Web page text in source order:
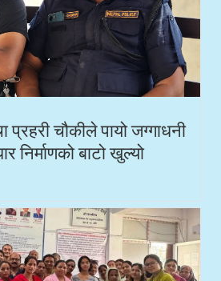
चौकीले पायो जग्गाधनी
निर्माणको बाटो खुल्यो